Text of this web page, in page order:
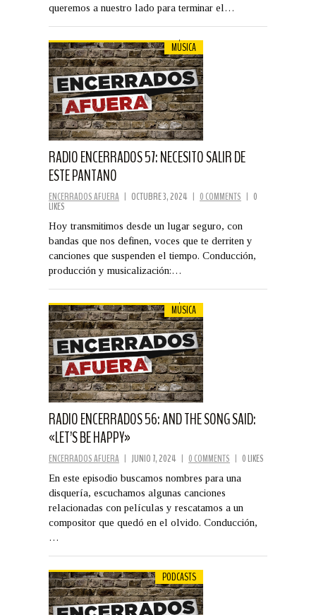
queremos a nuestro lado para terminar el…
MÚSICA
RADIO ENCERRADOS 57: NECESITO SALIR DE
ESTE PANTANO
ENCERRADOS AFUERA | OCTUBRE 3, 2024 | 0 COMMENTS | 0
LIKES
Hoy transmitimos desde un lugar seguro, con
bandas que nos definen, voces que te derriten y
canciones que suspenden el tiempo. Conducción,
producción y musicalización:…
MÚSICA
RADIO ENCERRADOS 56: AND THE SONG SAID:
«LET’S BE HAPPY»
ENCERRADOS AFUERA | JUNIO 7, 2024 | 0 COMMENTS | 0 LIKES
En este episodio buscamos nombres para una
disquería, escuchamos algunas canciones
relacionadas con películas y rescatamos a un
compositor que quedó en el olvido. Conducción,
…
PODCASTS